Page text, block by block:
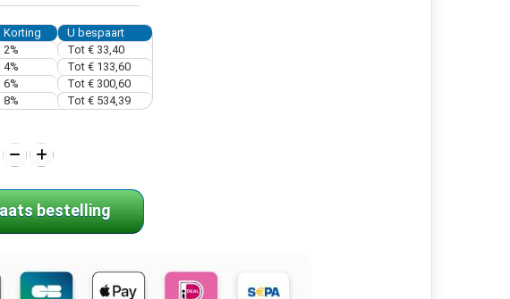
Korting
U bespaart
2% Tot € 33,40
4% Tot € 133,60
6% Tot € 300,60
8% Tot € 534,39
bestelling